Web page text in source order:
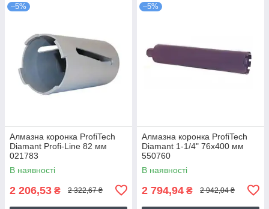
–5%
Алмазна коронка ProfiTech
Diamant Profi-Line 82 мм
021783
В наявності
2 206,53 ₴ 2 322,67 ₴
–5%
Алмазна коронка ProfiTech
Diamant 1-1/4" 76x400 мм
550760
В наявності
2 794,94 ₴ 2 942,04 ₴